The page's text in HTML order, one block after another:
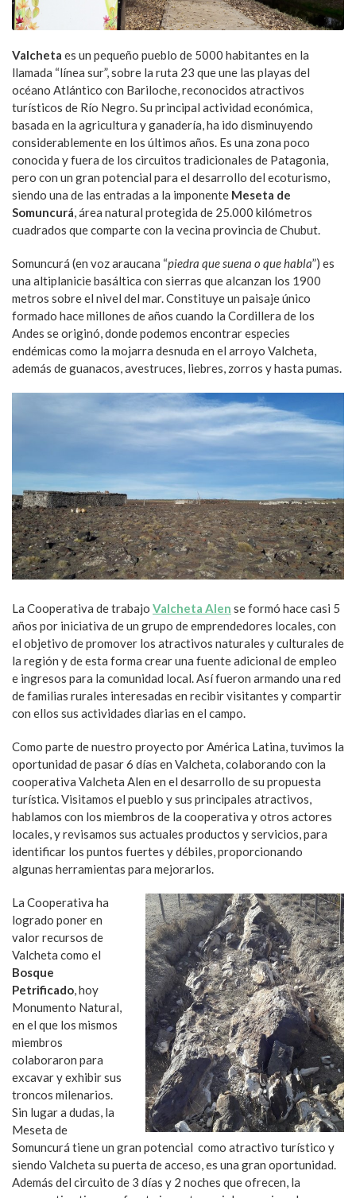
Valcheta es un pequeño pueblo de 5000 habitantes en la
llamada “línea sur”, sobre la ruta 23 que une las playas del
océano Atlántico con Bariloche, reconocidos atractivos
turísticos de Río Negro. Su principal actividad económica,
basada en la agricultura y ganadería, ha ido disminuyendo
considerablemente en los últimos años. Es una zona poco
conocida y fuera de los circuitos tradicionales de Patagonia,
pero con un gran potencial para el desarrollo del ecoturismo,
siendo una de las entradas a la imponente Meseta de
Somuncurá, área natural protegida de 25.000 kilómetros
cuadrados que comparte con la vecina provincia de Chubut.
Somuncurá (en voz araucana “piedra que suena o que habla”) es
una altiplanicie basáltica con sierras que alcanzan los 1900
metros sobre el nivel del mar. Constituye un paisaje único
formado hace millones de años cuando la Cordillera de los
Andes se originó, donde podemos encontrar especies
endémicas como la mojarra desnuda en el arroyo Valcheta,
además de guanacos, avestruces, liebres, zorros y hasta pumas.
La Cooperativa de trabajo Valcheta Alen se formó hace casi 5
años por iniciativa de un grupo de emprendedores locales, con
el objetivo de promover los atractivos naturales y culturales de
la región y de esta forma crear una fuente adicional de empleo
e ingresos para la comunidad local. Así fueron armando una red
de familias rurales interesadas en recibir visitantes y compartir
con ellos sus actividades diarias en el campo.
Como parte de nuestro proyecto por América Latina, tuvimos la
oportunidad de pasar 6 días en Valcheta, colaborando con la
cooperativa Valcheta Alen en el desarrollo de su propuesta
turística. Visitamos el pueblo y sus principales atractivos,
hablamos con los miembros de la cooperativa y otros actores
locales, y revisamos sus actuales productos y servicios, para
identificar los puntos fuertes y débiles, proporcionando
algunas herramientas para mejorarlos.
La Cooperativa ha
logrado poner en
valor recursos de
Valcheta como el
Bosque
Petrificado, hoy
Monumento Natural,
en el que los mismos
miembros
colaboraron para
excavar y exhibir sus
troncos milenarios.
Sin lugar a dudas, la
Meseta de
Somuncurá tiene un gran potencial como atractivo turístico y
siendo Valcheta su puerta de acceso, es una gran oportunidad.
Además del circuito de 3 días y 2 noches que ofrecen, la